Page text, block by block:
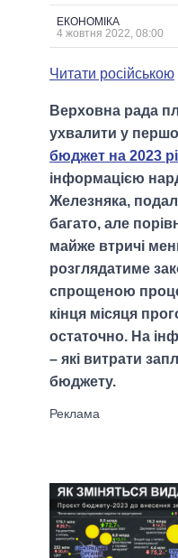
ГОЛОВИ
МЕРИ МІСТ
ВСІ ПЕРСОНИ
ЕКОНОМІКА
4 жовтня 2022, 08:00
Читати російською
Верховна рада
ухвалити у
бюджет на 2023
інформацією
Железняка,
багато, але
майже втричі
розглядатиме
спрощеною
кінця місяця
остаточно. На
– які витрати
бюджету.